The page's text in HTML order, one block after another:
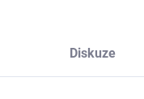
Diskuze